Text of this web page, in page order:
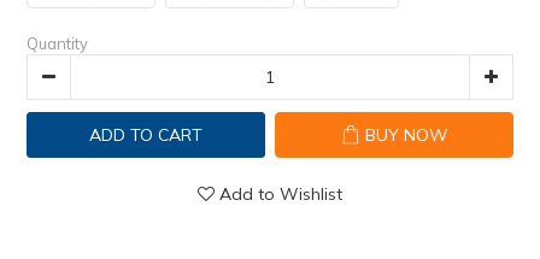
Quantity
ADD TO CART BUY NOW
Add to Wishlist